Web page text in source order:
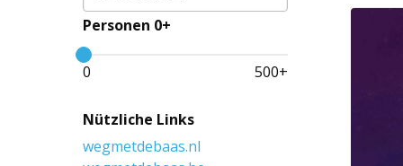
Personen 0+
0 500+
Nützliche Links
wegmetdebaas.nl